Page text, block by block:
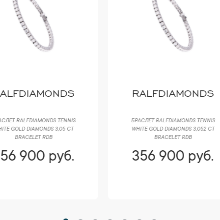
RALFDIAMONDS TENNIS
GOLD DIAMONDS 3,052 CT
BRACELET RDB
900 руб.
PASQUALE BRUNI
ПОДВЕСКА PASQUALE BRUNI РRАTО
FIORITO WHITE GOLD & DIAMOND
373 500 руб.